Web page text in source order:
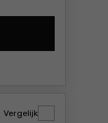
Rubi DRYGRES
Vergelijk